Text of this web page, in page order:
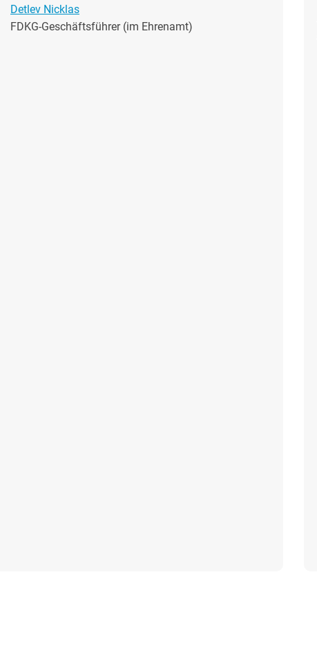
Detlev Nicklas
FDKG-Geschäftsführer (im Ehrenamt)